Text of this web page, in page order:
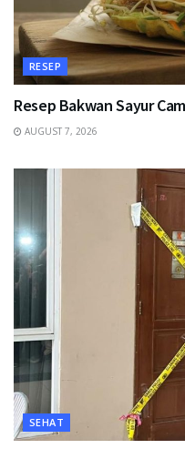
RESEP
Resep Bakwan Sayur
AUGUST 7, 2026
SEHAT